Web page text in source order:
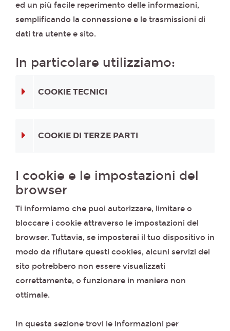
ed un più facile reperimento delle informazioni,
semplificando la connessione e le trasmissioni di
dati tra utente e sito.
In particolare utilizziamo:
COOKIE TECNICI
COOKIE DI TERZE PARTI
I cookie e le impostazioni del
browser
Ti informiamo che puoi autorizzare, limitare o
bloccare i cookie attraverso le impostazioni del
browser. Tuttavia, se imposterai il tuo dispositivo in
modo da rifiutare questi cookies, alcuni servizi del
sito potrebbero non essere visualizzati
correttamente, o funzionare in maniera non
ottimale.
In questa sezione trovi le informazioni per